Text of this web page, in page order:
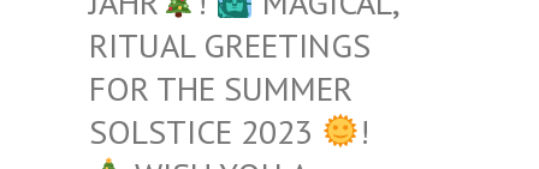
RITUAL GREETINGS
FOR THE SUMMER
SOLSTICE 2023
!